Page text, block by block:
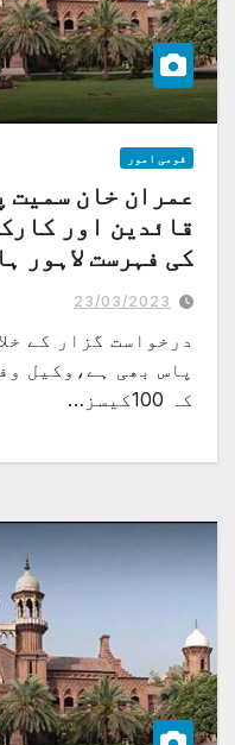
قومی امور
عمران خان سمیت
کی فہرست لاہور
عدالت کا حق ہے، آپ کا نہیں، جسٹس
23/03/2023
درخواست گزار کے
پاس بھی ہے،وکیل
کہ 100کیسز…